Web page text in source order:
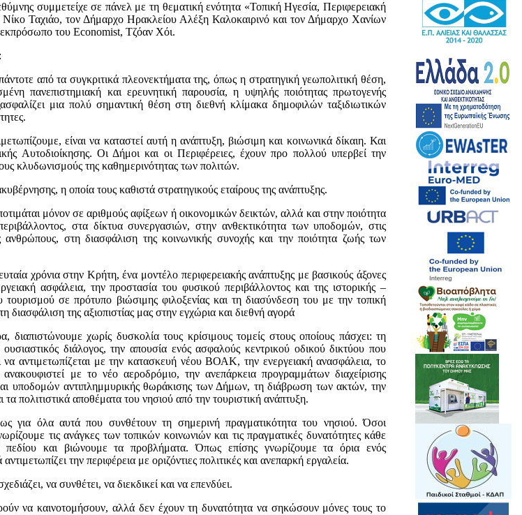
συμμετείχε σε πάνελ με τη θεματική ενότητα «Τοπική Ηγεσία, Περιφερειακή
Ταχιάο, τον Δήμαρχο Ηρακλείου Αλέξη Καλοκαιρινό και τον Δήμαρχο Χανίων
του Economist, Τζόαν Χόι.
από τα συγκριτικά πλεονεκτήματα της, όπως η στρατηγική γεωπολιτική θέση,
πανεπιστημιακή και ερευνητική παρουσία, η υψηλής ποιότητας πρωτογενής
μια πολύ σημαντική θέση στη διεθνή κλίμακα δημοφιλών ταξιδιωτικών
είναι να καταστεί αυτή η ανάπτυξη, βιώσιμη και κοινωνικά δίκαιη. Και
Αυτοδιοίκησης. Οι Δήμοι και οι Περιφέρειες, έχουν προ πολλού υπερβεί την
κλυδωνισμούς της καθημερινότητας των πολιτών.
η οποία τους καθιστά στρατηγικούς εταίρους της ανάπτυξης.
μόνον σε αριθμούς αφίξεων ή οικονομικών δεικτών, αλλά και στην ποιότητα
στα δίκτυα συνεργασιών, στην ανθεκτικότητα των υποδομών, στις
ανθρώπους, στη διασφάλιση της κοινωνικής συνοχής και την ποιότητα ζωής των
χρόνια στην Κρήτη, ένα μοντέλο περιφερειακής ανάπτυξης με βασικούς άξονες
ασφάλεια, την προστασία του φυσικού περιβάλλοντος και της ιστορικής –
τουρισμού σε πρότυπο βιώσιμης φιλοξενίας και τη διασύνδεση του με την τοπική
διασφάλιση της αξιοπιστίας μας στην εγχώρια και διεθνή αγορά
χωρίς δυσκολία τους κρίσιμους τομείς στους οποίους πάσχει: τη
διάλογος, την απουσία ενός ασφαλούς κεντρικού οδικού δικτύου που
να αντιμετωπίζεται με την κατασκευή νέου ΒΟΑΚ, την ενεργειακή ανασφάλεια, το
με το νέο αεροδρόμιο, την ανεπάρκεια προγραμμάτων διαχείρισης
υποδομών αντιπλημμυρικής θωράκισης των Δήμων, τη διάβρωση των ακτών, την
πολιτιστικά αποθέματα του νησιού από την τουριστική ανάπτυξη.
για όλα αυτά που συνθέτουν τη σημερινή πραγματικότητα του νησιού. Όσοι
τις ανάγκες των τοπικών κοινωνιών και τις πραγματικές δυνατότητες κάθε
πεδίου και βιώνουμε τα προβλήματα. Όπως επίσης γνωρίζουμε τα όρια ενός
την περιφέρεια με οριζόντιες πολιτικές και ανεπαρκή εργαλεία.
να συνθέτει, να διεκδικεί και να επενδύει.
να καινοτομήσουν, αλλά δεν έχουν τη δυνατότητα να σηκώσουν μόνες τους το